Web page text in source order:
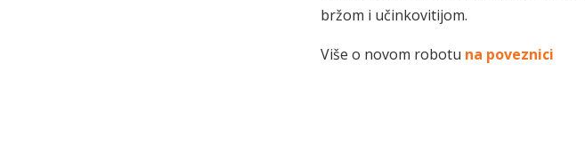
bržom i učinkovitijom.
Više o novom robotu na poveznici